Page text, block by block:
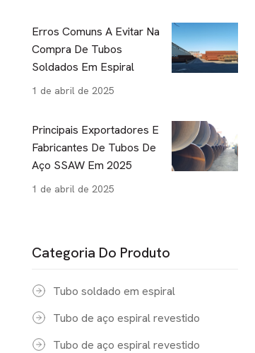
Erros Comuns A Evitar Na
Compra De Tubos
Soldados Em Espiral
1 de abril de 2025
Principais Exportadores E
Fabricantes De Tubos De
Aço SSAW Em 2025
1 de abril de 2025
Categoria Do Produto
Tubo soldado em espiral
Tubo de aço espiral revestido
Tubo de aço espiral revestido